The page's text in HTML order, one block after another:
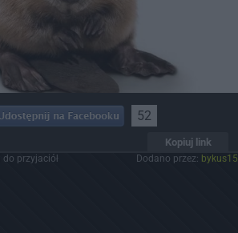
52
Kopiuj link
do przyjaciół Dodano przez: bykus15